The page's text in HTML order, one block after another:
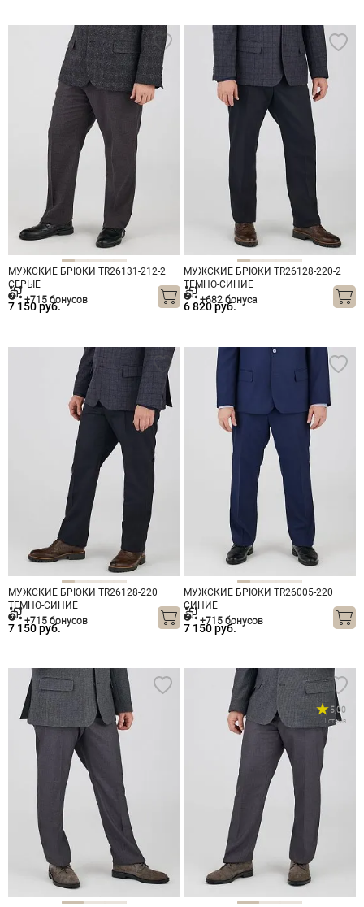
МУЖСКИЕ БРЮКИ TR26131-212-2
СЕРЫЕ
7 150 руб.
+715 бонусов
МУЖСКИЕ БРЮКИ TR26128-220-2
ТЕМНО-СИНИЕ
6 820 руб.
+682 бонуса
МУЖСКИЕ БРЮКИ TR26128-220
ТЕМНО-СИНИЕ
7 150 руб.
+715 бонусов
МУЖСКИЕ БРЮКИ TR26005-220
СИНИЕ
7 150 руб.
+715 бонусов
5,00
1 отзыв